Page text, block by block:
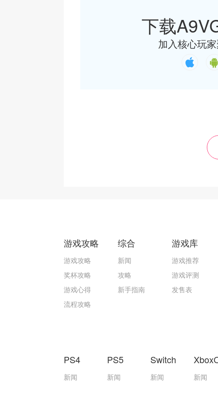
下载
加入核心玩
游戏攻略
游戏攻略
奖杯攻略
游戏心得
流程攻略
综合
新闻
攻略
新手指南
游戏库
游戏推荐
游戏评测
发售表
PS4
新闻
PS5
新闻
Switch
新闻 新闻